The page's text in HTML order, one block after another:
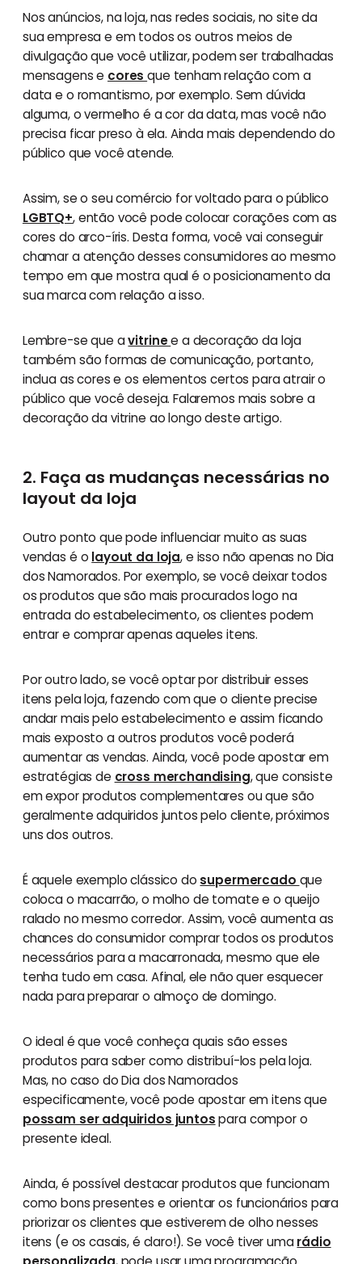
Nos anúncios, na loja, nas redes sociais, no site da
sua empresa e em todos os outros meios de
divulgação que você utilizar, podem ser trabalhadas
mensagens e coresque tenham relação com a
data e o romantismo, por exemplo. Sem dúvida
alguma, o vermelho é a cor da data, mas você não
precisa ficar preso à ela. Ainda mais dependendo do
público que você atende.
Assim, se o seu comércio for voltado para o público
LGBTQ+, então você pode colocar corações com as
cores do arco-íris. Desta forma, você vai conseguir
chamar a atenção desses consumidores ao mesmo
tempo em que mostra qual é o posicionamento da
sua marca com relação a isso.
Lembre-se que avitrinee a decoração da loja
também são formas de comunicação, portanto,
inclua as cores e os elementos certos para atrair o
público que você deseja. Falaremos mais sobre a
decoração da vitrine ao longo deste artigo.
2. Faça as mudanças necessárias no
layout da loja
Outro ponto que pode influenciar muito as suas
vendas é o layout da loja, e isso não apenas no Dia
dos Namorados. Por exemplo, se você deixar todos
os produtos que são mais procurados logo na
entrada do estabelecimento, os clientes podem
entrar e comprar apenas aqueles itens.
Por outro lado, se você optar por distribuir esses
itens pela loja, fazendo com que o cliente precise
andar mais pelo estabelecimento e assim ficando
mais exposto a outros produtos você poderá
aumentar as vendas. Ainda, você pode apostar em
estratégias de cross merchandising, que consiste
em expor produtos complementares ou que são
geralmente adquiridos juntos pelo cliente, próximos
uns dos outros.
É aquele exemplo clássico do supermercado que
coloca o macarrão, o molho de tomate e o queijo
ralado no mesmo corredor. Assim, você aumenta as
chances do consumidor comprar todos os produtos
necessários para a macarronada, mesmo que ele
tenha tudo em casa. Afinal, ele não quer esquecer
nada para preparar o almoço de domingo.
O ideal é que você conheça quais são esses
produtos para saber como distribuí-los pela loja.
Mas, no caso do Dia dos Namorados
especificamente, você pode apostar em itens que
possam ser adquiridos juntospara compor o
presente ideal.
Ainda, é possível destacar produtos que funcionam
como bons presentes e orientar os funcionários para
priorizar os clientes que estiverem de olho nesses
itens (e os casais, é claro!). Se você tiver umarádio